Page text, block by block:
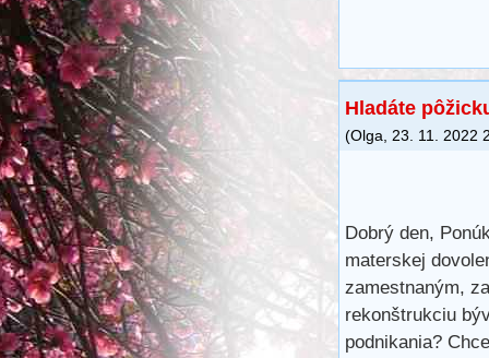
Hladáte
(Olga 23. 11. 2022
Dobrý den,
materskej
zamestnaným,
rekonštrukciu
podnikania?